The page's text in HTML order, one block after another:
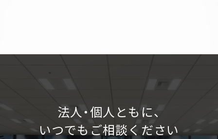
法人・個人ともに、
いつでもご相談ください